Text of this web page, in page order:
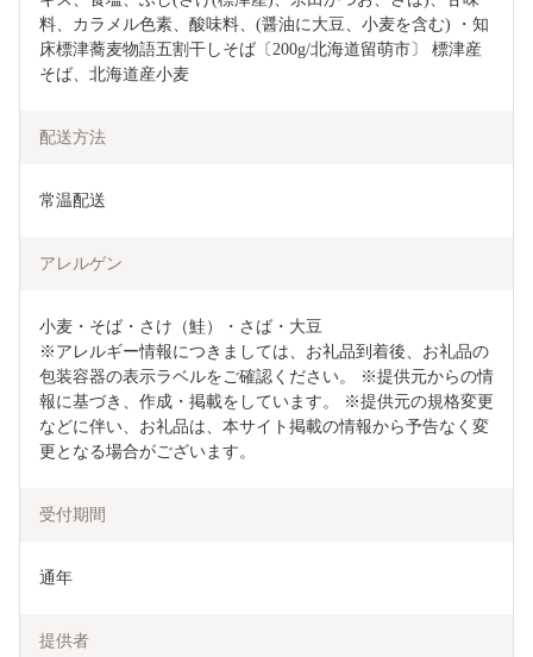
料、カラメル色素、酸味料、(醤油に大豆、小麦を含む) ・知
床標津蕎麦物語五割干しそば〔200g/北海道留萌市〕 標津産
そば、北海道産小麦
配送方法
常温配送
アレルゲン
小麦・そば・さけ（鮭）・さば・大豆
※アレルギー情報につきましては、お礼品到着後、お礼品の
包装容器の表示ラベルをご確認ください。 ※提供元からの情
報に基づき、作成・掲載をしています。 ※提供元の規格変更
などに伴い、お礼品は、本サイト掲載の情報から予告なく変
更となる場合がございます。
受付期間
通年
提供者